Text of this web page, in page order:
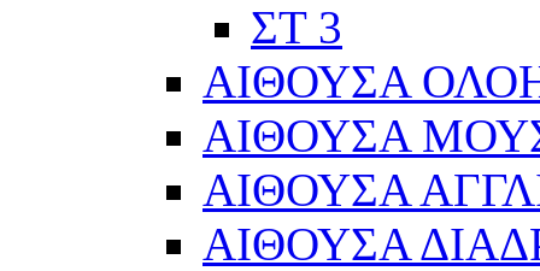
ΣΤ 3
ΑΙΘΟΥΣΑ
ΑΙΘΟΥΣΑ
ΑΙΘΟΥΣΑ
ΑΙΘΟΥΣΑ